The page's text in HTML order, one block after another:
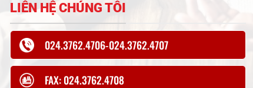
LIÊN HỆ CHÚNG TÔI
024.3762.4706-024.3762.4707
FAX: 024.3762.4708